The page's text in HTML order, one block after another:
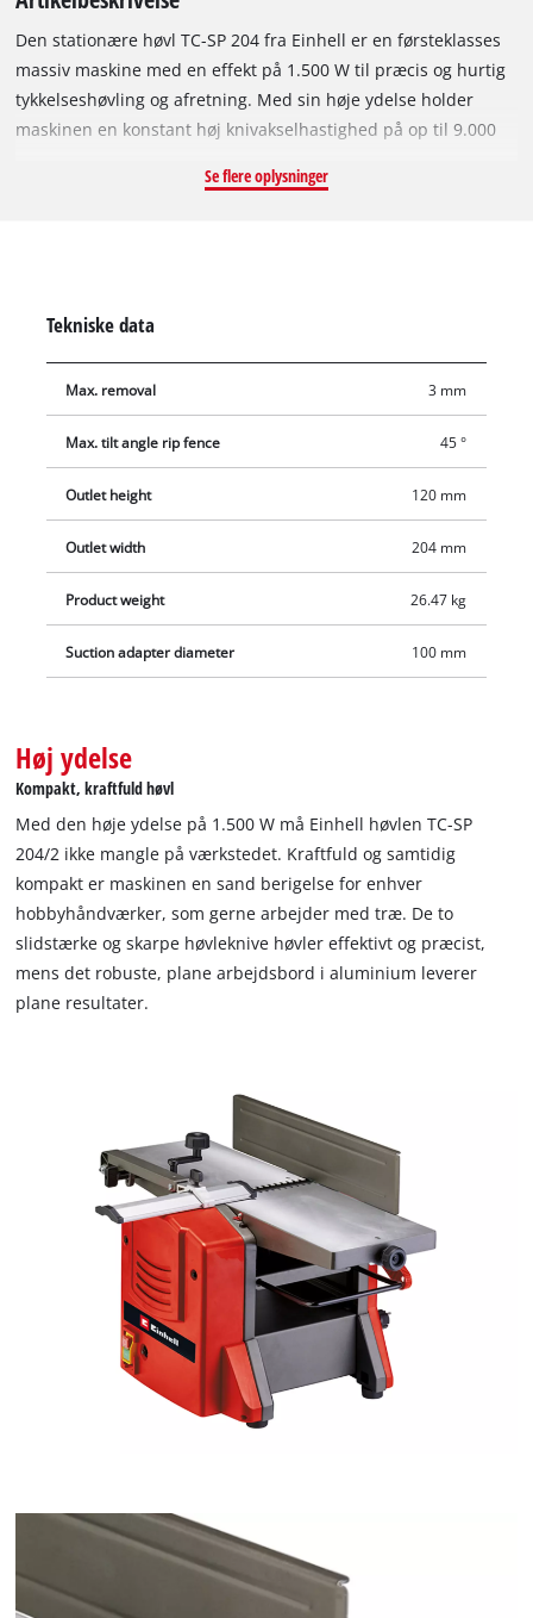
Den stationære høvl TC-SP 204 fra Einhell er en førsteklasses
massiv maskine med en effekt på 1.500 W til præcis og hurtig
tykkelseshøvling og afretning. Med sin høje ydelse holder
maskinen en konstant høj knivakselhastighed på op til 9.000
høvleresultater. En komfortabel håndtering muliggør
Tykkelseshøvlen leveres med to slidstærke høvleknive i HSS-
kvalitet. Med en gennemgangshøjde på op til 120 mm og en
gennemgangsbredde på 204 mm egner maskinen sig til
til en ren arbejdsplads kan der eksempelvis sluttes et
udsugningsanlæg til udsugningsadapteren med en diameter
på 100 mm. Det plane afretterhøvlebord er fremstillet i robust
aluminium og forsynet med et op til 45° vinklingsbart anslag.
Den nødvendige stabilitet sikres af den massive konstruktion
og de vibrationsdæmpende fødder. Af hensyn til maksimal
og en nulspændingsafbryder, som forhindrer en utilsigtet
Se flere oplysninger
Tekniske data
Max. removal 3 mm
Max. tilt angle rip fence 45 °
Outlet height 120 mm
Outlet width 204 mm
Product weight 26.47 kg
Suction adapter diameter 100 mm
Høj ydelse
Kompakt, kraftfuld høvl
Med den høje ydelse på 1.500 W må Einhell høvlen TC-SP
204/2 ikke mangle på værkstedet. Kraftfuld og samtidig
kompakt er maskinen en sand berigelse for enhver
hobbyhåndværker, som gerne arbejder med træ. De to
slidstærke og skarpe høvleknive høvler effektivt og præcist,
mens det robuste, plane arbejdsbord i aluminium leverer
plane resultater.